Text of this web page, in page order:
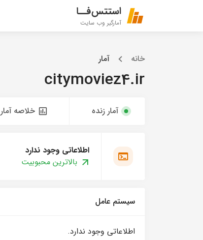
استتس‌فــا
آمارگیر وب سایت
خانه آمار
citymoviez4.ir
آمار زنده خلاصه آمار
اطلاعاتی وجود ندارد
بالاترین محبوبیت
سیستم عامل
اطلاعاتی وجود ندارد.